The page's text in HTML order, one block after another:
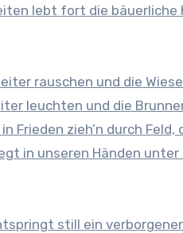
lebt fort die bäuerliche
rauschen und die
leuchten und die
Frieden zieh’n durch Feld,
in unseren Händen
still ein verborgener